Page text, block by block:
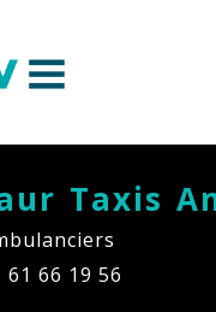
Taxis
61 66 19 56